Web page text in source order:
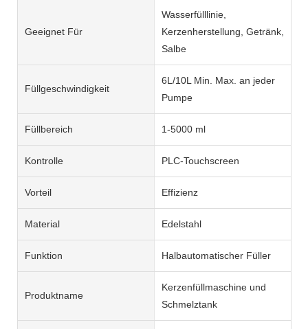
Geeignet Für
Wasserfülllinie,
Kerzenherstellung, Getränk,
Salbe
Füllgeschwindigkeit
6L/10L Min. Max. an jeder
Pumpe
Füllbereich 1-5000 ml
Kontrolle PLC-Touchscreen
Vorteil Effizienz
Material Edelstahl
Funktion Halbautomatischer Füller
Produktname
Kerzenfüllmaschine und
Schmelztank